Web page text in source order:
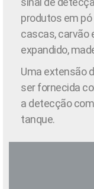
produtos em
cascas, carvão
expandido,
Uma extensão
ser fornecida
a detecção
tanque.